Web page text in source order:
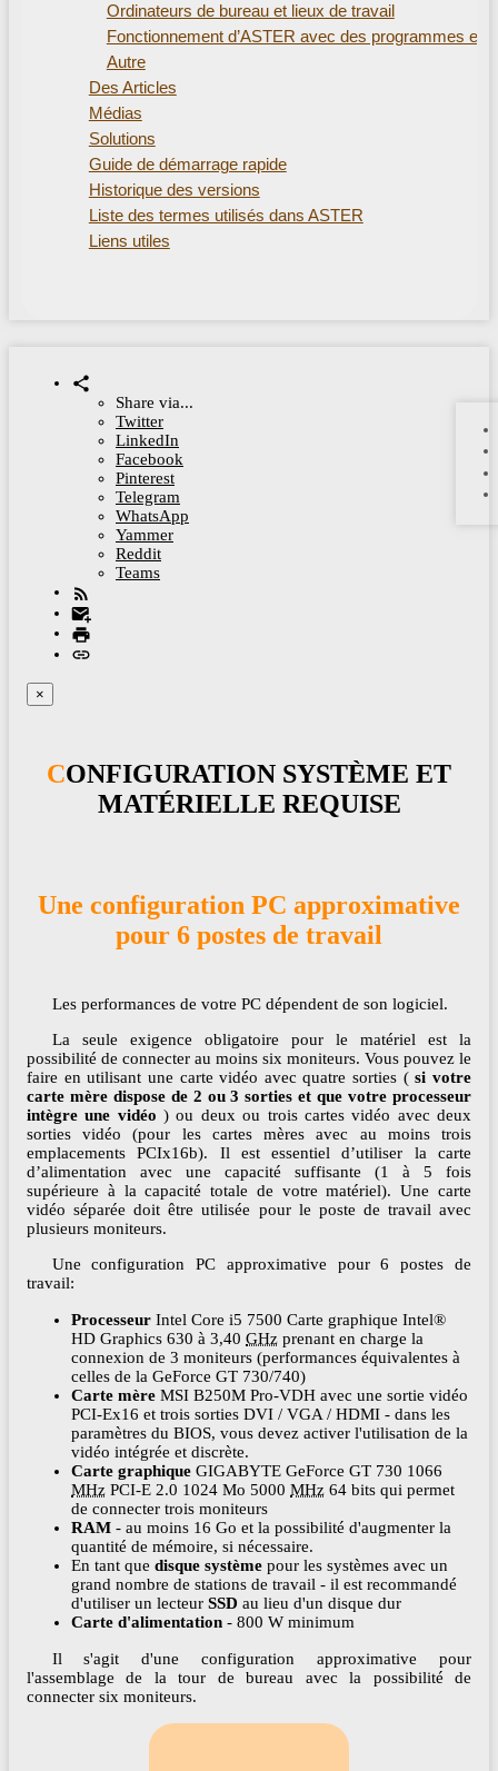
Ordinateurs de bureau et lieux de travail
Fonctionnement d’ASTER avec des programmes
Autre
Des Articles
Médias
Solutions
Guide de démarrage rapide
Historique des versions
Liste des termes utilisés dans ASTER
Liens utiles
Share via...
Twitter
LinkedIn
Facebook
Pinterest
Telegram
WhatsApp
Yammer
Reddit
Teams
×
CONFIGURATION SYSTÈME ET
MATÉRIELLE REQUISE
Une configuration PC approximative
pour 6 postes de travail
Les performances de votre PC dépendent de son logiciel.
La seule exigence obligatoire pour le matériel est la
possibilité de connecter au moins six moniteurs. Vous pouvez le
faire en utilisant une carte vidéo avec quatre sorties (si votre
carte mère dispose de 2 ou 3 sorties et que votre processeur
intègre une vidéo ) ou deux ou trois cartes vidéo avec deux
sorties vidéo (pour les cartes mères avec au moins trois
emplacements PCIx16b). Il est essentiel d’utiliser la carte
d’alimentation avec une capacité suffisante (1 à 5 fois
supérieure à la capacité totale de votre matériel). Une carte
vidéo séparée doit être utilisée pour le poste de travail avec
plusieurs moniteurs.
Une configuration PC approximative pour 6 postes de
travail:
Processeur Intel Core i5 7500 Carte graphique Intel®
HD Graphics 630 à 3,40 GHz prenant en charge la
connexion de 3 moniteurs (performances équivalentes à
celles de la GeForce GT 730/740)
Carte mère MSI B250M Pro-VDH avec une sortie vidéo
PCI-Ex16 et trois sorties DVI / VGA / HDMI - dans les
paramètres du BIOS, vous devez activer l'utilisation de la
vidéo intégrée et discrète.
Carte graphique GIGABYTE GeForce GT 730 1066
MHz PCI-E 2.0 1024 Mo 5000 MHz 64 bits qui permet
de connecter trois moniteurs
RAM - au moins 16 Go et la possibilité d'augmenter la
quantité de mémoire, si nécessaire.
En tant que disque système pour les systèmes avec un
grand nombre de stations de travail - il est recommandé
d'utiliser un lecteur SSD au lieu d'un disque dur
Carte d'alimentation - 800 W minimum
Il s'agit d'une configuration approximative pour
l'assemblage de la tour de bureau avec la possibilité de
connecter six moniteurs.